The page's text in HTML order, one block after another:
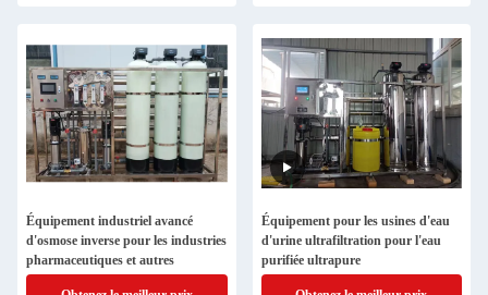
Équipement industriel avancé
d'osmose inverse pour les industries
pharmaceutiques et autres
Équipement pour les usines d'eau
d'urine ultrafiltration pour l'eau
purifiée ultrapure